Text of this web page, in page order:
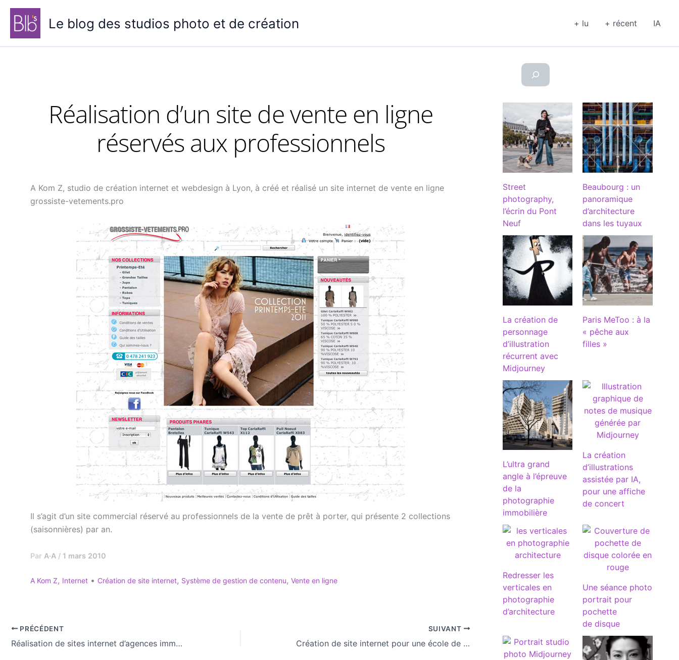
Aller
contenu
Le blog des studios photo et de création + lu + récent IA
Réalisation d’un site de vente en ligne
réservés aux professionnels
A Kom Z, studio de création internet et webdesign à Lyon, à créé et réalisé un site internet de vente en ligne
grossiste-vetements.pro
Il s’agit d’un site commercial réservé au professionnels de la vente de prêt à porter, qui présente 2 collections
(saisonnières) par an.
Par A·A / 1 mars 2010
A Kom Z, Internet • Création de site internet, Système de gestion de contenu, Vente en ligne
PRÉCÉDENT
Réalisation de sites internet d’agences immobilières
SUIVANT
Création de site internet pour une école de Danse à Lyon
Street
photography,
l’écrin du Pont
Neuf
Beaubourg : un
panoramique
d’architecture
dans les tuyaux
La création de
personnage
d’illustration
récurrent avec
Midjourney
Paris MeToo : à la
« pêche aux
filles »
L’ultra grand
angle à l’épreuve
de la
photographie
immobilière
La création
d’illustrations
assistée par IA,
pour une affiche
de concert
Redresser les
verticales en
photographie
d’architecture
Une séance photo
portrait pour
pochette
de disque